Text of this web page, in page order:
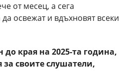
от месец, а сега
освежат и вдъхновят всеки
края на 2025-та година,
своите слушатели,